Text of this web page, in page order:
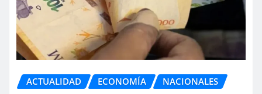
ACTUALIDAD ECONOMÍA NACIONALES